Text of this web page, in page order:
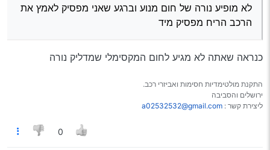
לא מופיע נורה של חום מנוע וברגע שאני מפסיק לאמץ את
הרכב הריח מפסיק מיד
כנראה שאתה לא מגיע לחום המקסימלי שמדליק נורה
התקנת מולטימדיות חסימות ואביזרי רכב.
ירושלים והסביבה
ליצירת קשר : a02532532@gmail.com
0